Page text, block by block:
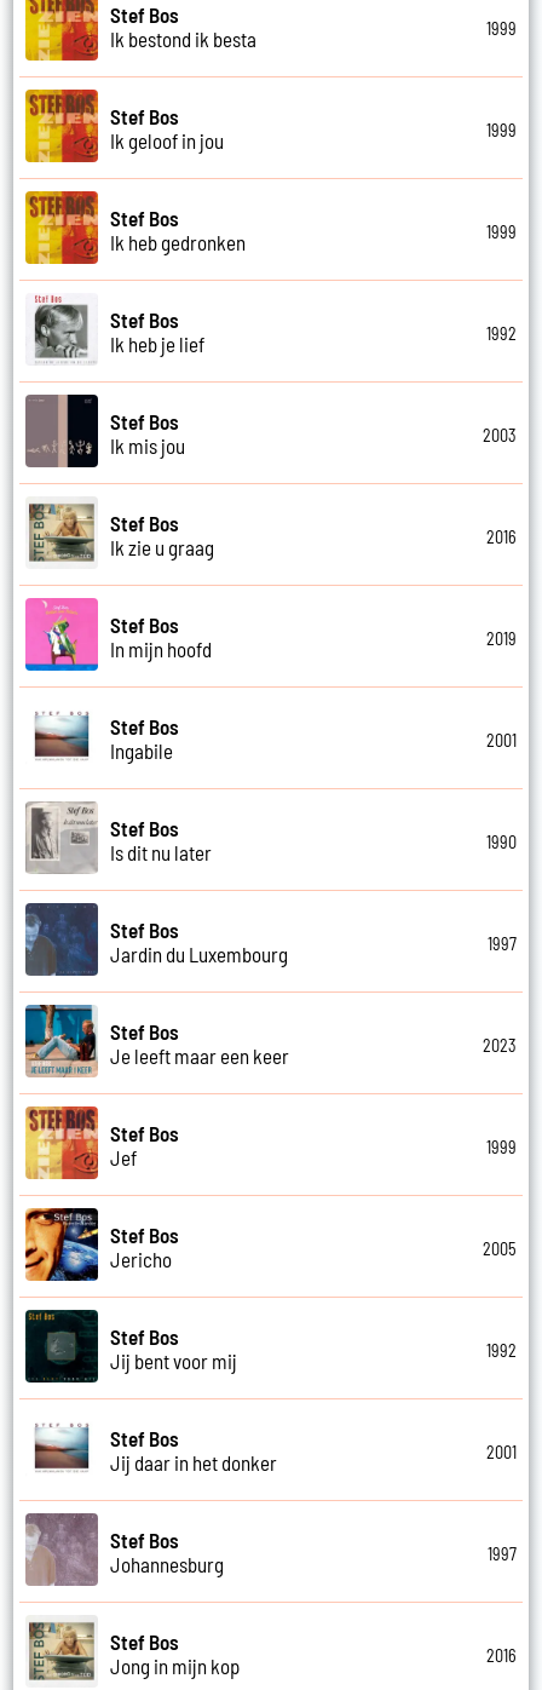
Stef Bos
Ik bestond ik besta
1999
Stef Bos
Ik geloof in jou
1999
Stef Bos
Ik heb gedronken
1999
Stef Bos
Ik heb je lief
1992
Stef Bos
Ik mis jou
2003
Stef Bos
Ik zie u graag
2016
Stef Bos
In mijn hoofd
2019
Stef Bos
Ingabile
2001
Stef Bos
Is dit nu later
1990
Stef Bos
Jardin du Luxembourg
1997
Stef Bos
Je leeft maar een keer
2023
Stef Bos
Jef
1999
Stef Bos
Jericho
2005
Stef Bos
Jij bent voor mij
1992
Stef Bos
Jij daar in het donker
2001
Stef Bos
Johannesburg
1997
Stef Bos
Jong in mijn kop
2016